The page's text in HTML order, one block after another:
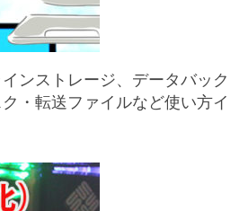
ンストレージ、データバック
・転送ファイルなど使い方イ